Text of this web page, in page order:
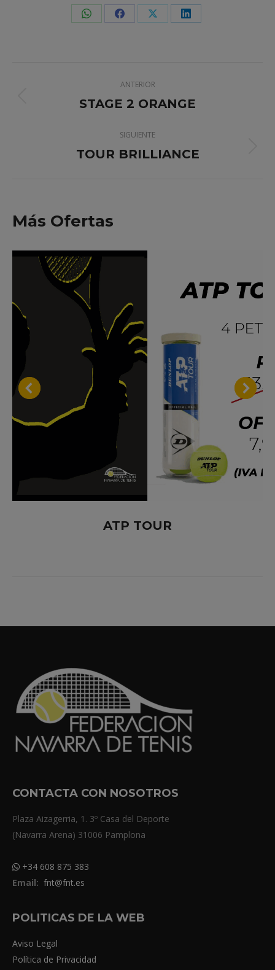
Share Share Share Share
ANTERIOR
Proyecto
STAGE 2 ORANGE
SIGUIENTE
Proyecto
TOUR BRILLIANCE
Más Ofertas
ATP TOUR
CONTACTA CON NOSOTROS
Plaza Aizagerria, 1. 3º Casa del Deporte
(Navarra Arena) 31006 Pamplona
+34 608 875 383
Email: fnt@fnt.es
POLITICAS DE LA WEB
Aviso Legal
Política de Privacidad